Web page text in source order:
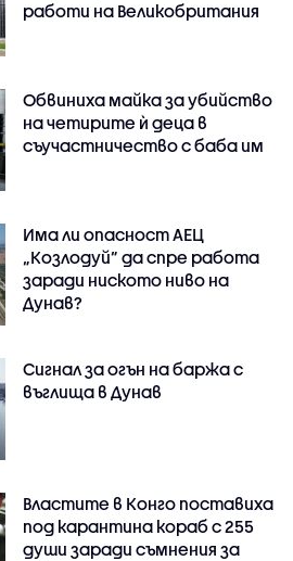
работи на Великобритания
Обвиниха майка за убийство
на четирите ѝ деца в
съучастничество с баба им
Има ли опасност АЕЦ
„Козлодуй” да спре работа
заради ниското ниво на
Дунав?
Сигнал за огън на баржа с
въглища в Дунав
Властите в Конго поставиха
под карантина кораб с 255
души заради съмнения за